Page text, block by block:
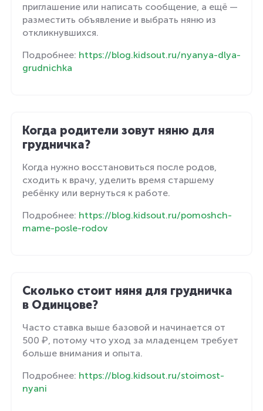
приглашение или написать сообщение, а ещё —
разместить объявление и выбрать няню из
откликнувшихся.
Подробнее: https://blog.kidsout.ru/nyanya-dlya-
grudnichka
Когда родители зовут няню для
грудничка?
Когда нужно восстановиться после родов,
сходить к врачу, уделить время старшему
ребёнку или вернуться к работе.
Подробнее: https://blog.kidsout.ru/pomoshch-
mame-posle-rodov
Сколько стоит няня для грудничка
в Одинцове?
Часто ставка выше базовой и начинается от
500 ₽, потому что уход за младенцем требует
больше внимания и опыта.
Подробнее: https://blog.kidsout.ru/stoimost-
nyani